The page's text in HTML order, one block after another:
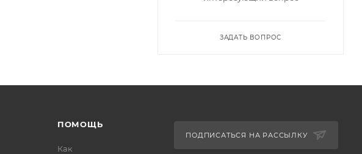
ЗАДАТЬ ВОПРОС
ПОМОЩЬ
Как
ПОДПИСАТЬСЯ НА РАССЫЛКУ